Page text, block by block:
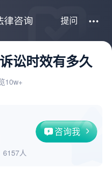
提问
讼时效有多久
10w+
咨询我
6157人